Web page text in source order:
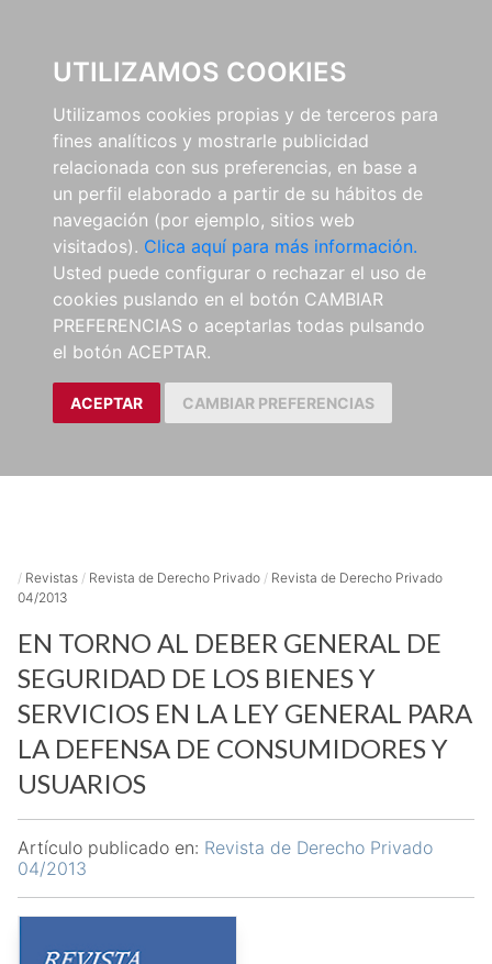
UTILIZAMOS COOKIES
Utilizamos cookies propias y de terceros para
fines analíticos y mostrarle publicidad
relacionada con sus preferencias, en base a
un perfil elaborado a partir de su hábitos de
navegación (por ejemplo, sitios web
visitados). Clica aquí para más información.
Usted puede configurar o rechazar el uso de
cookies puslando en el botón CAMBIAR
PREFERENCIAS o aceptarlas todas pulsando
el botón ACEPTAR.
ACEPTAR CAMBIAR PREFERENCIAS
/ Revistas / Revista de Derecho Privado / Revista de Derecho Privado
04/2013
EN TORNO AL DEBER GENERAL DE
SEGURIDAD DE LOS BIENES Y
SERVICIOS EN LA LEY GENERAL PARA
LA DEFENSA DE CONSUMIDORES Y
USUARIOS
Artículo publicado en: Revista de Derecho Privado
04/2013